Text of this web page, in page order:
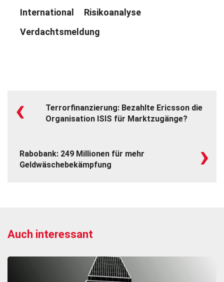
International
Risikoanalyse
Verdachtsmeldung
‹
Terrorfinanzierung: Bezahlte Ericsson die
Organisation ISIS für Marktzugänge?
Rabobank: 249 Millionen für mehr
Geldwäschebekämpfung
›
Auch interessant